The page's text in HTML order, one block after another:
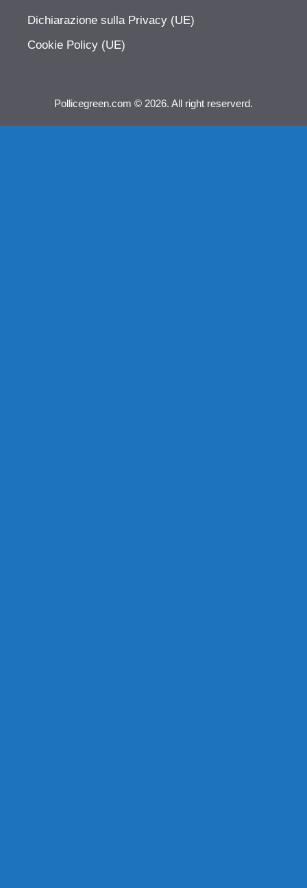
Dichiarazione sulla Privacy (UE)
Cookie Policy (UE)
Pollicegreen.com © 2026. All right reserverd.